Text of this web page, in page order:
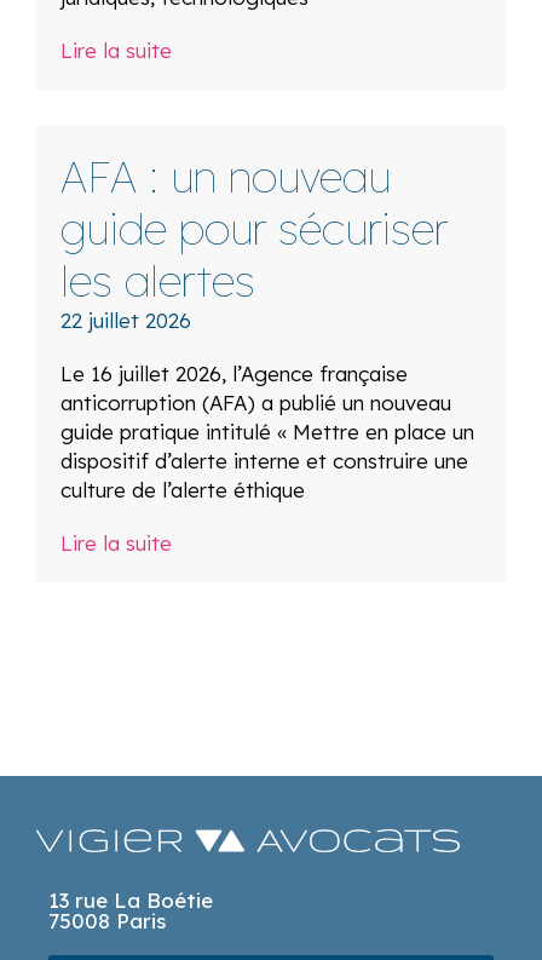
Lire la suite
AFA : un nouveau
guide pour sécuriser
les alertes
22 juillet 2026
Le 16 juillet 2026, l’Agence française
anticorruption (AFA) a publié un nouveau
guide pratique intitulé « Mettre en place un
dispositif d’alerte interne et construire une
culture de l’alerte éthique
Lire la suite
13 rue La Boétie
75008 Paris